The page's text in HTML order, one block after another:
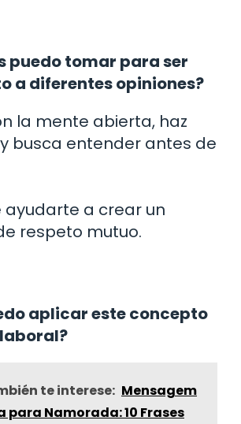
puedo tomar para ser
a diferentes opiniones?
la mente abierta, haz
busca entender antes de
ayudarte a crear un
respeto mutuo.
aplicar este concepto
te interese: Mensagem
para Namorada: 10 Frases